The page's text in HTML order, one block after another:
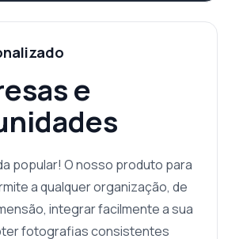
e
popular! O nosso produto para
a qualquer organização, de
integrar facilmente a sua
fotografias consistentes